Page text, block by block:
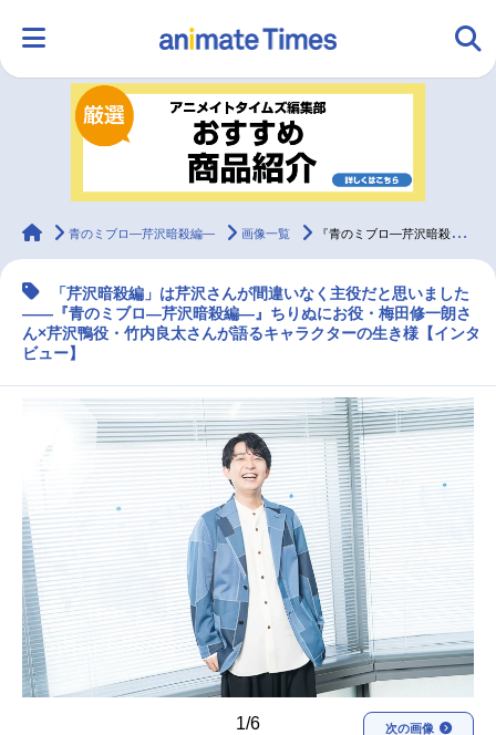
ランキング アニメ
ラジオ グッズ
マンガ・ラノベ ゲーム・アプリ 音楽 コスプレ
最新記事一覧
声優記事一覧
アニメ映画一覧 実写化映画一覧
今期アニメ曜日別一覧
春アニメ 夏アニメ
秋アニメ 冬アニメ
animateTimes
青のミブロ—芹沢暗殺編— 画像一覧 『青のミブロ—芹沢暗殺編—』梅田修一朗×竹内良太インタビュー
「芹沢暗殺編」は芹沢さんが間違いなく主役だと思いました
――『青のミブロ—芹沢暗殺編—』ちりぬにお役・梅田修一朗さ
ん×芹沢鴨役・竹内良太さんが語るキャラクターの生き様【インタ
ビュー】
1/6 次の画像